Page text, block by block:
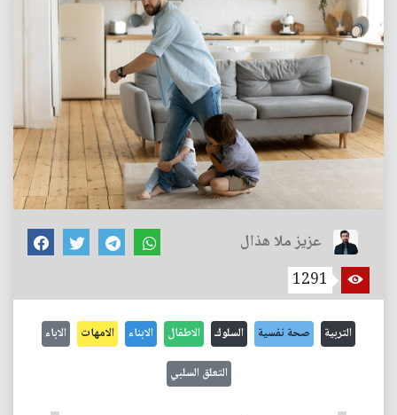
عزيز ملا هذال
1291
التربية صحة نفسية السلوك الاطفال الابناء الامهات الاباء
التعلق السلبي